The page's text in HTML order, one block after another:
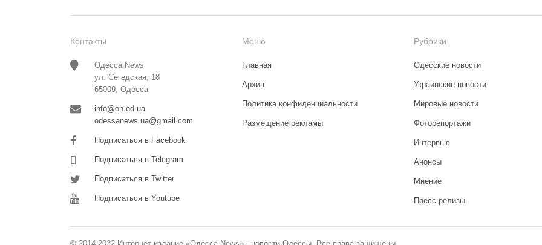
Контакты
Одесса News
ул. Сегедская, 18
65009, Одесса
info@on.od.ua
odessanews.ua@gmail.com
Подписаться в Facebook
Подписаться в Telegram
Подписаться в Twitter
Подписаться в Youtube
Меню
Главная
Архив
Политика конфиденциальности
Размещение рекламы
Рубрики
Одесские новости
Украинские новости
Мировые новости
Фоторепортажи
Интервью
Анонсы
Мнение
Пресс-релизы